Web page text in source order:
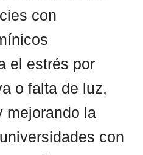
con
el estrés por
o falta de luz,
mejorando la
con